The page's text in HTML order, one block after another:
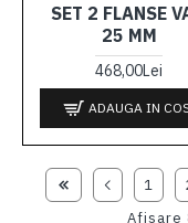
SET 2 FLANSE
25 MM
468,00Lei
ADAUGA IN
1
Afisare